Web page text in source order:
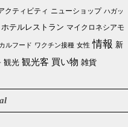
クティビティ ニューショップ ハガッ
ホテルレストラン マイクロネシアモ
ルフード ワクチン接種 女性 情報 新
観光 観光客 買い物 雑貨